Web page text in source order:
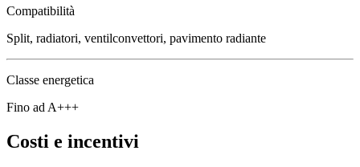
Compatibilità
Split, radiatori, ventilconvettori, pavimento radiante
Classe energetica
Fino ad A+++
Costi e incentivi